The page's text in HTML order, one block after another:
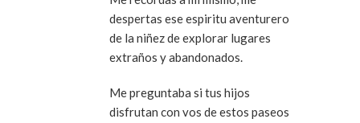
despertas ese espiritu aventurero
de la niñez de explorar lugares
extraños y abandonados.
Me preguntaba si tus hijos
disfrutan con vos de estos paseos